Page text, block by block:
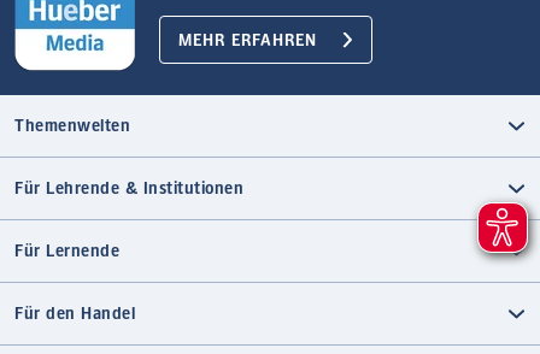
MEHR ERFAHREN
Themenwelten
Für Lehrende & Institutionen
Für Lernende
Für den Handel